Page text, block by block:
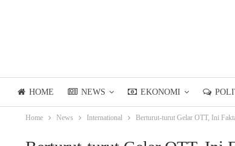
HOME NEWS EKONOMI
LIFESTYLE ASIANPOSTTV
Home News International Berturut-turut Gelar OTT, Ini